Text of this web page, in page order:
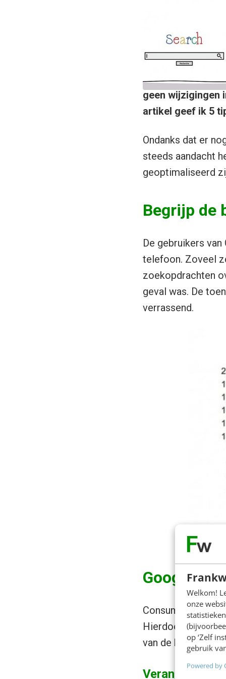
Welkom!
onze
op ‘Zelf
gebruik
Powered by
geen wijzigingen
artikel geef ik 5
Ondanks dat er
steeds aandacht
geoptimaliseerd
Begrijp de
De gebruikers
telefoon. Zoveel
zoekopdrachten
geval was. De
verrassend.
Google &
Consumenten
Hierdoor is deze
van de
Verandering